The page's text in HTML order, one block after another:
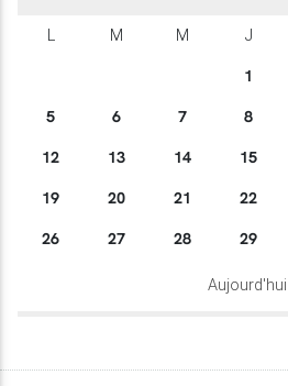
L M M J
1
5 6 7 8
12 13 14 15
19 20 21 22
26 27 28 29
Aujourd'hui